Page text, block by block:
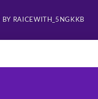
BY RAICEWITH_5NGKKB